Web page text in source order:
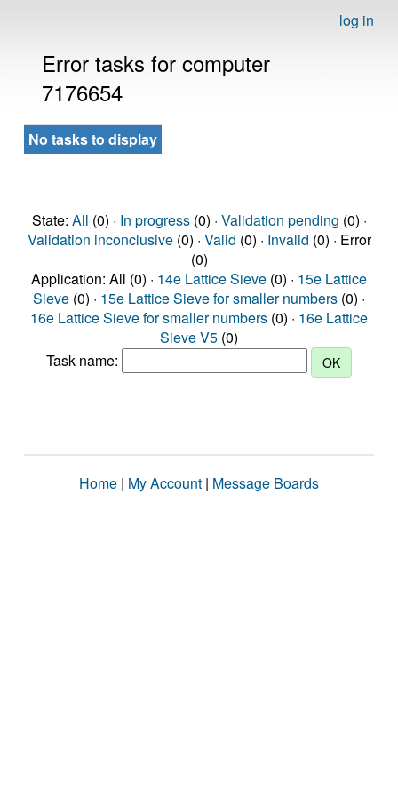
log in
Error tasks for computer
7176654
No tasks to display
State: All (0) · In progress(0) · Validation pending (0) ·
Validation inconclusive(0) · Valid (0) · Invalid (0) · Error
(0)
Application: All (0) · 14e Lattice Sieve (0) · 15e Lattice
Sieve (0) · 15e Lattice Sieve for smaller numbers (0) ·
16e Lattice Sieve for smaller numbers (0) · 16e Lattice
Sieve V5 (0)
Task name:
Home | My Account | Message Boards